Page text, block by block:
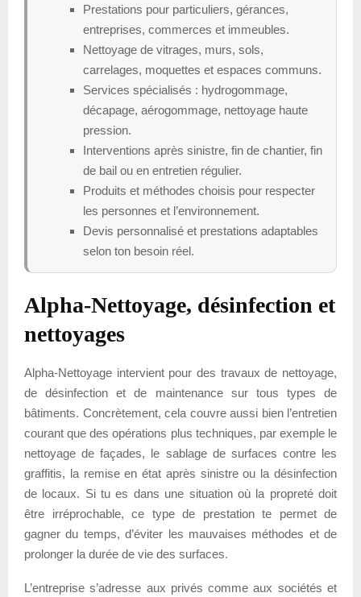
Prestations pour particuliers, gérances,
entreprises, commerces et immeubles.
Nettoyage de vitrages, murs, sols,
carrelages, moquettes et espaces communs.
Services spécialisés : hydrogommage,
décapage, aérogommage, nettoyage haute
pression.
Interventions après sinistre, fin de chantier, fin
de bail ou en entretien régulier.
Produits et méthodes choisis pour respecter
les personnes et l’environnement.
Devis personnalisé et prestations adaptables
selon ton besoin réel.
Alpha-Nettoyage, désinfection et
nettoyages
Alpha-Nettoyage intervient pour des travaux de nettoyage,
de désinfection et de maintenance sur tous types de
bâtiments. Concrètement, cela couvre aussi bien l’entretien
courant que des opérations plus techniques, par exemple le
nettoyage de façades, le sablage de surfaces contre les
graffitis, la remise en état après sinistre ou la désinfection
de locaux. Si tu es dans une situation où la propreté doit
être irréprochable, ce type de prestation te permet de
gagner du temps, d’éviter les mauvaises méthodes et de
prolonger la durée de vie des surfaces.
L’entreprise s’adresse aux privés comme aux sociétés et